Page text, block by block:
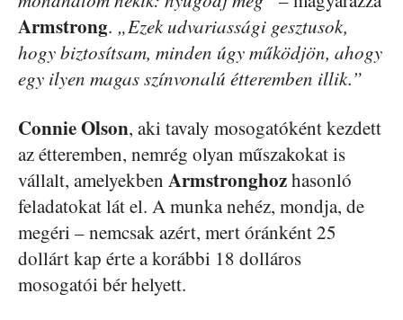
Armstrong. „Ezek udvariassági gesztusok,
hogy biztosítsam, minden úgy működjön, ahogy
egy ilyen magas színvonalú étteremben illik.”
Connie Olson, aki tavaly mosogatóként kezdett
az étteremben, nemrég olyan műszakokat is
vállalt, amelyekben Armstronghozhasonló
feladatokat lát el. A munka nehéz, mondja, de
megéri – nemcsak azért, mert óránként 25
dollárt kap érte a korábbi 18 dolláros
mosogatói bér helyett.